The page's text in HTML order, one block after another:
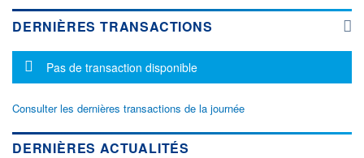
DERNIÈRES TRANSACTIONS
Message d'information
Pas de transaction disponible
Consulter les dernières transactions de la journée
DERNIÈRES ACTUALITÉS